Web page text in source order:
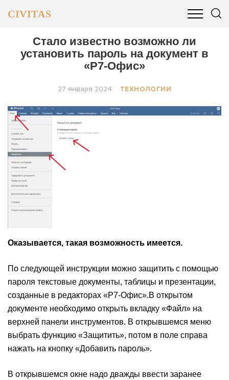
CIVITAS
ОБЩЕСТВО БИЗНЕС И ФИНАНСЫ
Стало известно возможно ли
установить пароль на документ в
«Р7-Офис»
27 января 2024 ТЕХНОЛОГИИ
Оказывается, такая возможность имеется.
По следующей инструкции можно защитить с помощью
пароля текстовые документы, таблицы и презентации,
созданные в редакторах «Р7-Офис».В открытом
документе необходимо открыть вкладку «Файл» на
верхней панели инструментов. В открывшемся меню
выбрать функцию «Защитить», потом в поле справа
нажать на кнопку «Добавить пароль».
В открывшемся окне надо дважды ввести заранее